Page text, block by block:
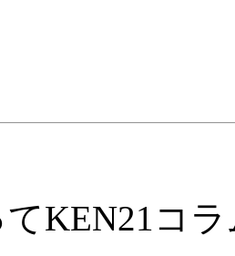
てKEN21コ